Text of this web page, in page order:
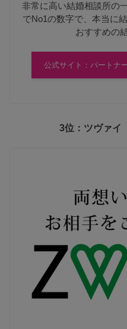
非常に高い結婚相談所の
でNo1の数字で、本当に
おすすめの
公式サイト：パートナ
3位：ツヴァイ